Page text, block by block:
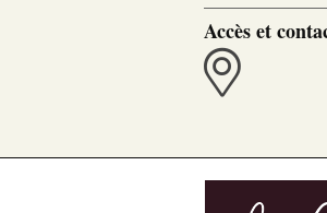
Accès et